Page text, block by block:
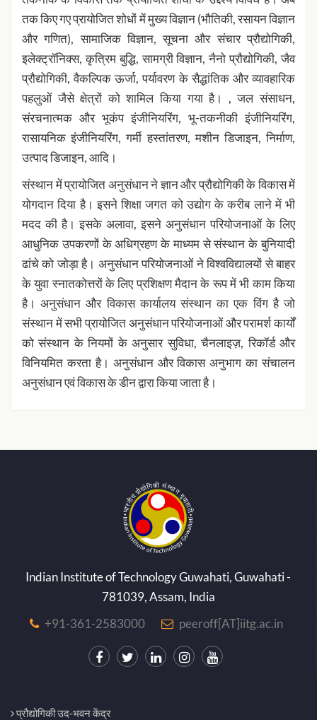
तक किए गए प्रायोजित शोधों में मुख्य विज्ञान (भौतिकी, रसायन विज्ञान
और गणित), सामाजिक विज्ञान, सूचना और संचार प्रौद्योगिकी,
इलेक्ट्रॉनिक्स, कृत्रिम बुद्धि, सामग्री विज्ञान, नैनो प्रौद्योगिकी, जैव
प्रौद्योगिकी, वैकल्पिक ऊर्जा, पर्यावरण के सैद्धांतिक और व्यावहारिक
पहलुओं जैसे क्षेत्रों को शामिल किया गया है। , जल संसाधन,
संरचनात्मक और भूकंप इंजीनियरिंग, भू-तकनीकी इंजीनियरिंग,
रासायनिक इंजीनियरिंग, गर्मी हस्तांतरण, मशीन डिजाइन, निर्माण,
उत्पाद डिजाइन, आदि।
संस्थान में प्रायोजित अनुसंधान ने ज्ञान और प्रौद्योगिकी के विकास में
योगदान दिया है। इसने शिक्षा जगत को उद्योग के करीब लाने में भी
मदद की है। इसके अलावा, इसने अनुसंधान परियोजनाओं के लिए
आधुनिक उपकरणों के अधिग्रहण के माध्यम से संस्थान के बुनियादी
ढांचे को जोड़ा है। अनुसंधान परियोजनाओं ने विश्वविद्यालयों से बाहर
के युवा स्नातकोत्तरों के लिए प्रशिक्षण मैदान के रूप में भी काम किया
है। अनुसंधान और विकास कार्यालय संस्थान का एक विंग है जो
संस्थान में सभी प्रायोजित अनुसंधान परियोजनाओं और परामर्श कार्यों
को संस्थान के नियमों के अनुसार सुविधा, चैनलाइज़, रिकॉर्ड और
विनियमित करता है। अनुसंधान और विकास अनुभाग का संचालन
अनुसंधान एवं विकास के डीन द्वारा किया जाता है।
Indian Institute of Technology Guwahati, Guwahati -
781039, Assam, India
+91-361-2583000
peeroff[AT]iitg.ac.in
प्रौद्योगिकी उद-भवन केंद्र